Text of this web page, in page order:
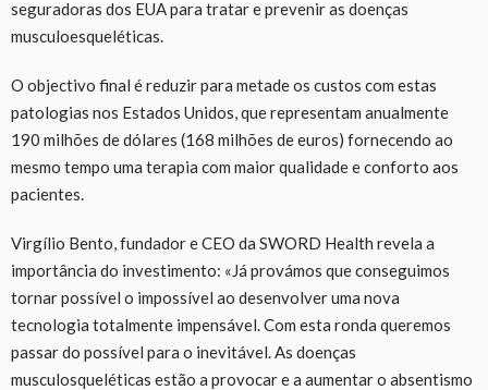
seguradoras dos EUA para tratar e prevenir as doenças
musculoesqueléticas.
O objectivo final é reduzir para metade os custos com estas
patologias nos Estados Unidos, que representam anualmente
190 milhões de dólares (168 milhões de euros) fornecendo ao
mesmo tempo uma terapia com maior qualidade e conforto aos
pacientes.
Virgílio Bento, fundador e CEO da SWORD Health revela a
importância do investimento: «Já provámos que conseguimos
tornar possível o impossível ao desenvolver uma nova
tecnologia totalmente impensável. Com esta ronda queremos
passar do possível para o inevitável. As doenças
musculosqueléticas estão a provocar e a aumentar o absentismo